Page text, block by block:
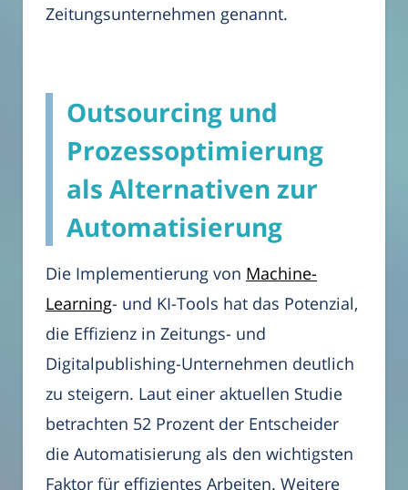
Zeitungsunternehmen genannt.
Outsourcing und
Prozessoptimierung
als Alternativen zur
Automatisierung
Die Implementierung von Machine-
Learning- und KI-Tools hat das Potenzial,
die Effizienz in Zeitungs- und
Digitalpublishing-Unternehmen deutlich
zu steigern. Laut einer aktuellen Studie
betrachten 52 Prozent der Entscheider
die Automatisierung als den wichtigsten
Faktor für effizientes Arbeiten. Weitere